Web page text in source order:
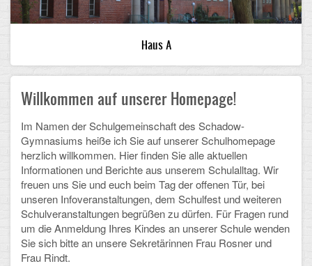
Infos zum Schulalltag
Campus
Sanierung
Schulpartnerschaft
Historisches
Schulalbum
SCHULLEBEN
Kollegium
Haus A
Willkommen auf unserer Homepage!
Im Namen der Schulgemeinschaft des Schadow-
Gymnasiums heiße ich Sie auf unserer Schulhomepage
herzlich willkommen. Hier finden Sie alle aktuellen
Informationen und Berichte aus unserem Schulalltag. Wir
freuen uns Sie und euch beim Tag der offenen Tür, bei
unseren Infoveranstaltungen, dem Schulfest und weiteren
Schulveranstaltungen begrüßen zu dürfen. Für Fragen rund
um die Anmeldung Ihres Kindes an unserer Schule wenden
Sie sich bitte an unsere Sekretärinnen Frau Rosner und
Frau Rindt.